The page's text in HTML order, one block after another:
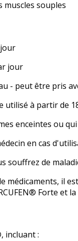
muscles souples
jour
- peut être pris
utilisé à partir de
enceintes ou
en cas
souffrez de
médicaments, il
Forte et
incluant :